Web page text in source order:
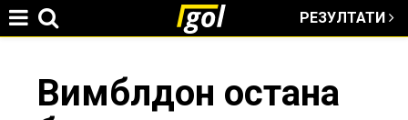
РЕЗУЛТАТИ
Вимблдон остана